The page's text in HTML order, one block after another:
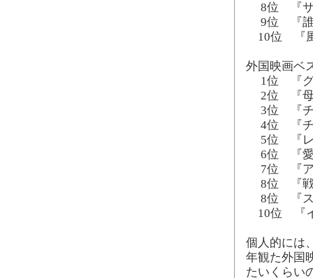
8位 『サ
9位 『誰
10位 『風
外国映画ベ
1位 『グ
2位 『母
3位 『チ
4位 『チ
5位 『レ
6位 『愛
7位 『ア
8位 『戦
8位 『ス
10位 『イ
個人的には
年観た外国
たいくらい